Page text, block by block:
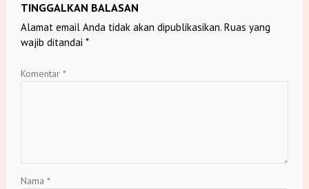
TINGGALKAN BALASAN
Alamat email Anda tidak akan dipublikasikan. Ruas yang
wajib ditandai *
Komentar *
Nama *